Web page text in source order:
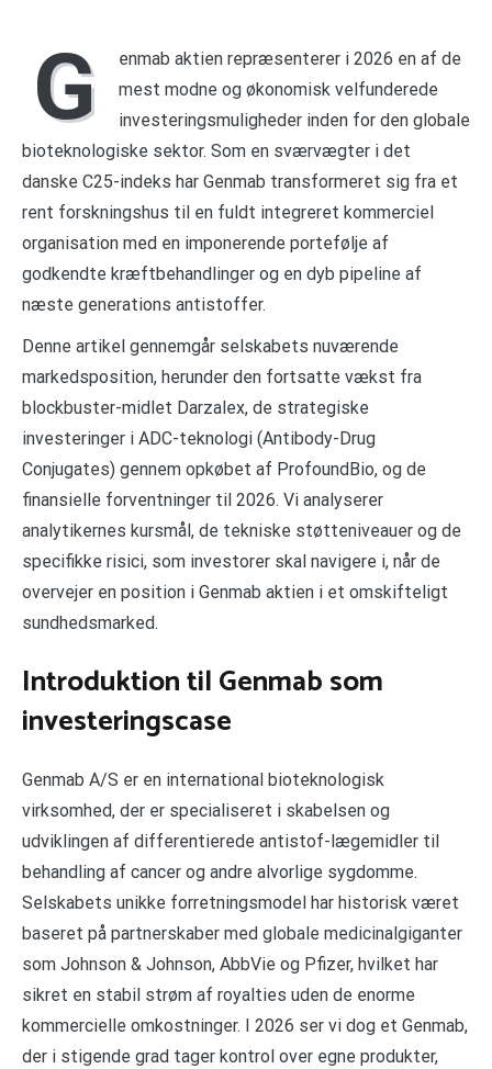
G
enmab aktien repræsenterer i 2026 en af de
mest modne og økonomisk velfunderede
investeringsmuligheder inden for den globale
bioteknologiske sektor. Som en sværvægter i det
danske C25-indeks har Genmab transformeret sig fra et
rent forskningshus til en fuldt integreret kommerciel
organisation med en imponerende portefølje af
godkendte kræftbehandlinger og en dyb pipeline af
næste generations antistoffer.
Denne artikel gennemgår selskabets nuværende
markedsposition, herunder den fortsatte vækst fra
blockbuster-midlet Darzalex, de strategiske
investeringer i ADC-teknologi (Antibody-Drug
Conjugates) gennem opkøbet af ProfoundBio, og de
finansielle forventninger til 2026. Vi analyserer
analytikernes kursmål, de tekniske støtteniveauer og de
specifikke risici, som investorer skal navigere i, når de
overvejer en position i Genmab aktien i et omskifteligt
sundhedsmarked.
Introduktion til Genmab som
investeringscase
Genmab A/S er en international bioteknologisk
virksomhed, der er specialiseret i skabelsen og
udviklingen af differentierede antistof-lægemidler til
behandling af cancer og andre alvorlige sygdomme.
Selskabets unikke forretningsmodel har historisk været
baseret på partnerskaber med globale medicinalgiganter
som Johnson & Johnson, AbbVie og Pfizer, hvilket har
sikret en stabil strøm af royalties uden de enorme
kommercielle omkostninger. I 2026 ser vi dog et Genmab,
der i stigende grad tager kontrol over egne produkter,